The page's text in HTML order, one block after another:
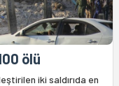
ölü
iki saldırıda en